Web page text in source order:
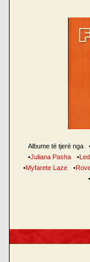
Albume të tjerë nga
•Juliana Pasha •
•Myfarete Laze •
•